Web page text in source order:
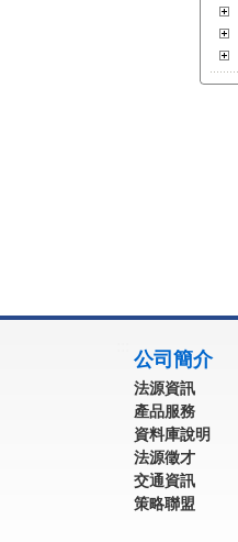
公司簡介
法源資訊
產品服務
資料庫說明
法源徵才
交通資訊
策略聯盟